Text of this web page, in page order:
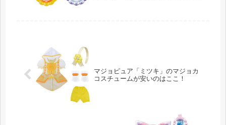
マジョピュア「ミツキ」のマジョカ
コスチュームが安いのはここ！